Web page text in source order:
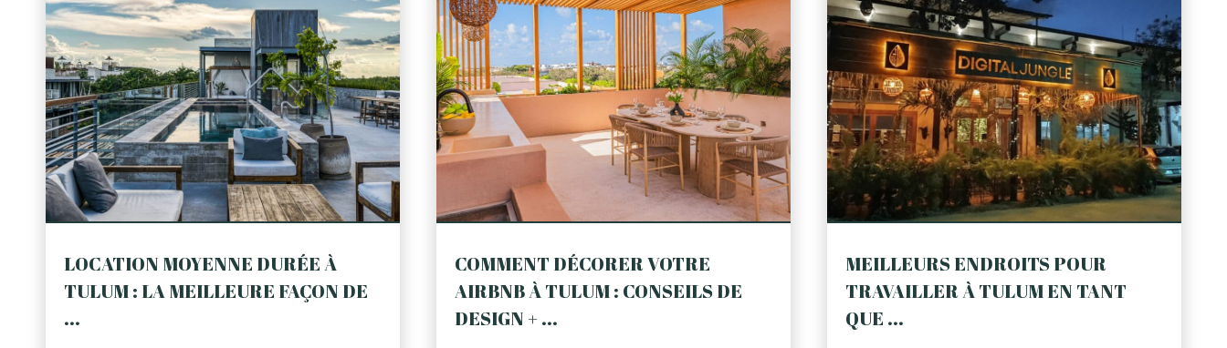
LOCATION MOYENNE DURÉE À
TULUM : LA MEILLEURE FAÇON DE
...
COMMENT DÉCORER VOTRE
AIRBNB À TULUM : CONSEILS DE
DESIGN + ...
MEILLEURS ENDROITS POUR
TRAVAILLER À TULUM EN TANT
QUE ...